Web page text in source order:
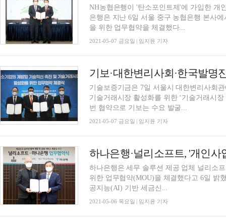
NH농협은행이 '탄소포인트제'에 가입한 개인
은행은 지난 6일 서울 중구 농협은행 본사
을 위한 업무협약을 체결했다...
2021-05-07 금요일 | 임지윤 기자
기술보증기금은 7일 서울시 대한변리사회
기술거래시장 활성화를 위한 ‘기술거래시
번 협약으로 기보는 수요 발굴...
2021-05-07 금요일 | 임지윤 기자
하나은행·널리소프트, '개인
하나은행은 세무 솔루션 제공 업체 널리소
위한 업무협약(MOU)을 체결했다고 6일 밝혔다. 이번 협약으로 하나은행은 널리소
공지능(AI) 기반 세금신...
2021-05-06 목요일 | 임지윤 기자